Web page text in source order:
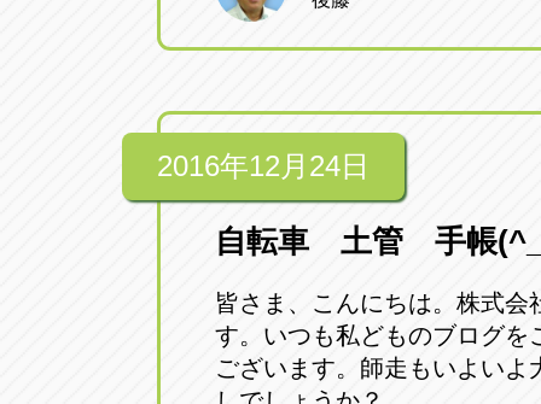
2016年12月24日
自転車 土管 手帳
皆さま、こんにちは。株式
す。いつも私どものブログを
ございます。師走もいよい